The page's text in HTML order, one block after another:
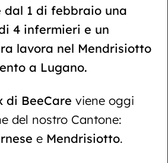
dal 1 di febbraio una
4 infermieri e un
lavora nel Mendrisiotto
a Lugano.
di BeeCare viene oggi
del nostro Cantone:
e Mendrisiotto.